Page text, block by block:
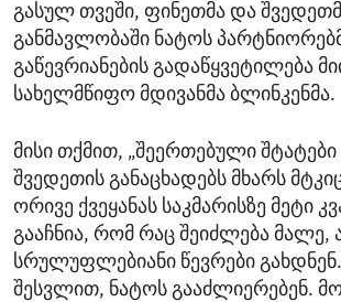
გასულ თვეში, ფინეთმა და
განმავლობაში ნატოს
გაწევრიანების გადაწყვეტილება
სახელმწიფო მდივანმა ბლინკენმა.
მისი თქმით, „შეერთებული
შვედეთის განაცხადებს მხარს
ორივე ქვეყანას საკმარისზე მეტი
გააჩნია, რომ რაც შეიძლება მალე,
სრულუფლებიანი წევრები გახდნენ.
შესვლით, ნატოს გააძლიერებენ.